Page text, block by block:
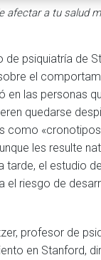
afectar a tu salud
de psiquiatría de
el
en las personas
quedarse
como
les resulte
tarde, el estudio
el riesgo de
profesor de
en Stanford,